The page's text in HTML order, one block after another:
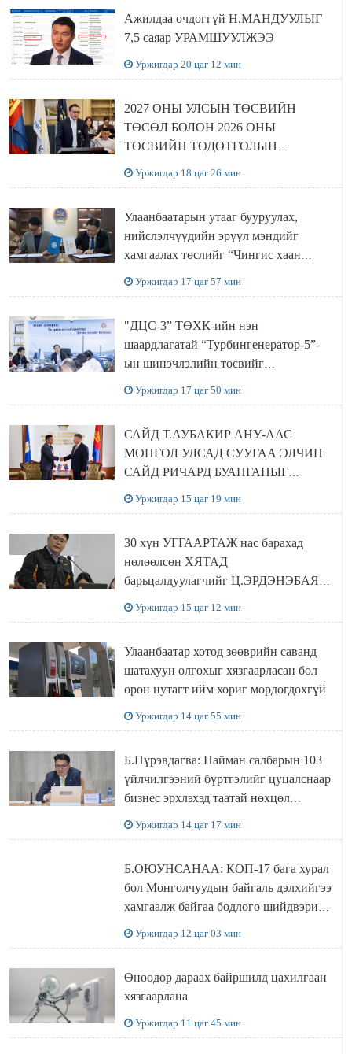
Ажилдаа очдоггүй Н.МАНДУУЛЫГ
7,5 саяар УРАМШУУЛЖЭЭ
Уржигдар 20 цаг 12 мин
2027 ОНЫ УЛСЫН ТӨСВИЙН
ТӨСӨЛ БОЛОН 2026 ОНЫ
ТӨСВИЙН ТОДОТГОЛЫН
Уржигдар 18 цаг 26 мин
Улаанбаатарын утааг бууруулах,
нийслэлчүүдийн эрүүл мэндийг
хамгаалах төслийг “Чингис хаан
Уржигдар 17 цаг 57 мин
"ДЦС-3” ТӨХК-ийн нэн
шаардлагатай “Турбингенератор-5”-
ын шинэчлэлийн төсвийг
Уржигдар 17 цаг 50 мин
САЙД Т.АУБАКИР АНУ-ААС
МОНГОЛ УЛСАД СУУГАА ЭЛЧИН
САЙД РИЧАРД БУАНГАНЫГ
Уржигдар 15 цаг 19 мин
30 хүн УГГААРТАЖ нас барахад
нөлөөлсөн ХЯТАД
барьцалдуулагчийг Ц.ЭРДЭНЭБАЯР
Уржигдар 15 цаг 12 мин
Улаанбаатар хотод зөөврийн саванд
шатахуун олгохыг хязгаарласан бол
орон нутагт ийм хориг мөрдөгдөхгүй
Уржигдар 14 цаг 55 мин
Б.Пүрэвдагва: Найман салбарын 103
үйлчилгээний бүртгэлийг цуцалснаар
бизнес эрхлэхэд таатай нөхцөл
Уржигдар 14 цаг 17 мин
Б.ОЮУНСАНАА: КОП-17 бага хурал
бол Монголчуудын байгаль дэлхийгээ
хамгаалж байгаа бодлого шийдвэрийг
Уржигдар 12 цаг 03 мин
Өнөөдөр дараах байршилд цахилгаан
хязгаарлана
Уржигдар 11 цаг 45 мин